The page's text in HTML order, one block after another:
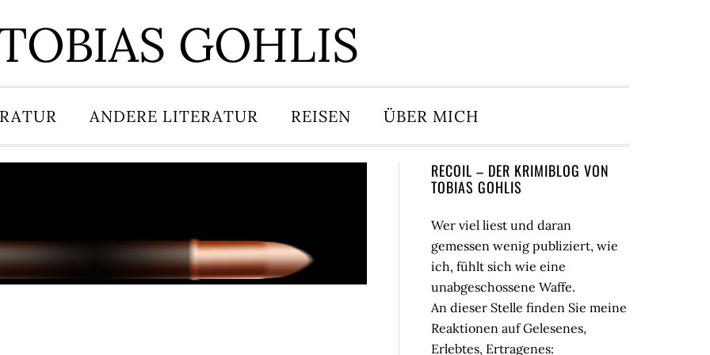
GOHLIS
ANDERE LITERATUR REISEN ÜBER MICH
Seitenspalte
RECOIL – DER KRIMIBLOG VON
TOBIAS GOHLIS
Wer viel liest und daran
gemessen wenig publiziert, wie
ich, fühlt sich wie eine
unabgeschossene Waffe.
An dieser Stelle finden Sie meine
Reaktionen auf Gelesenes,
Erlebtes, Ertragenes: